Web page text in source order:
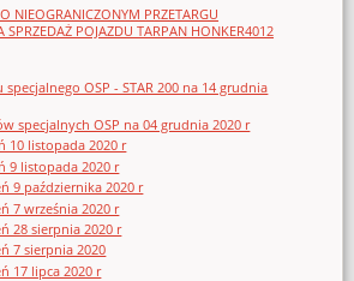
NIEOGRANICZONYM PRZETARGU
SPRZEDAŻ POJAZDU TARPAN HONKER4012
specjalnego OSP - STAR 200 na 14 grudnia
specjalnych OSP na 04 grudnia 2020 r
10 listopada 2020 r
9 listopada 2020 r
9 października 2020 r
7 września 2020 r
28 sierpnia 2020 r
7 sierpnia 2020
17 lipca 2020 r